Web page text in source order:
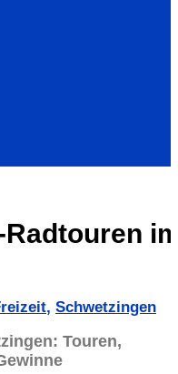
Radtouren
, Schwetzingen
Touren,